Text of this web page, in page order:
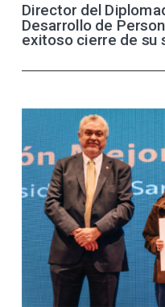
Director del
Desarrollo de
exitoso cierre de su